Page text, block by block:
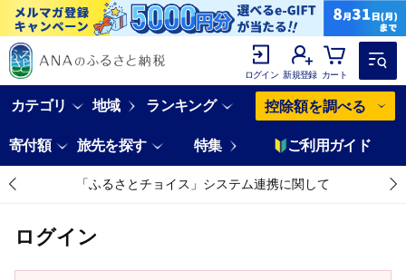
ログイン 新規登録 カート
カテゴリ 地域 ランキング 控除額を調べる
寄付額 旅先を探す 特集 ご利用ガイド
「ふるさとチョイス」システム連携に関して
ログイン